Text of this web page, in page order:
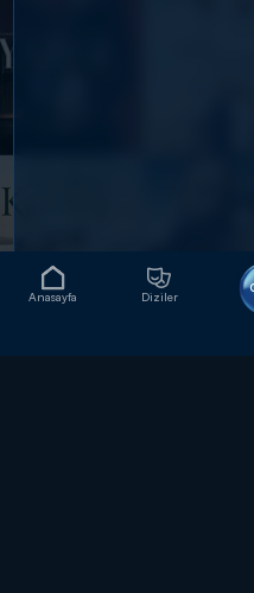
Anasayfa Diziler